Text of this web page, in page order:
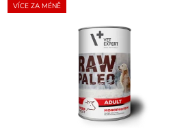
VÍCE ZA MÉNĚ